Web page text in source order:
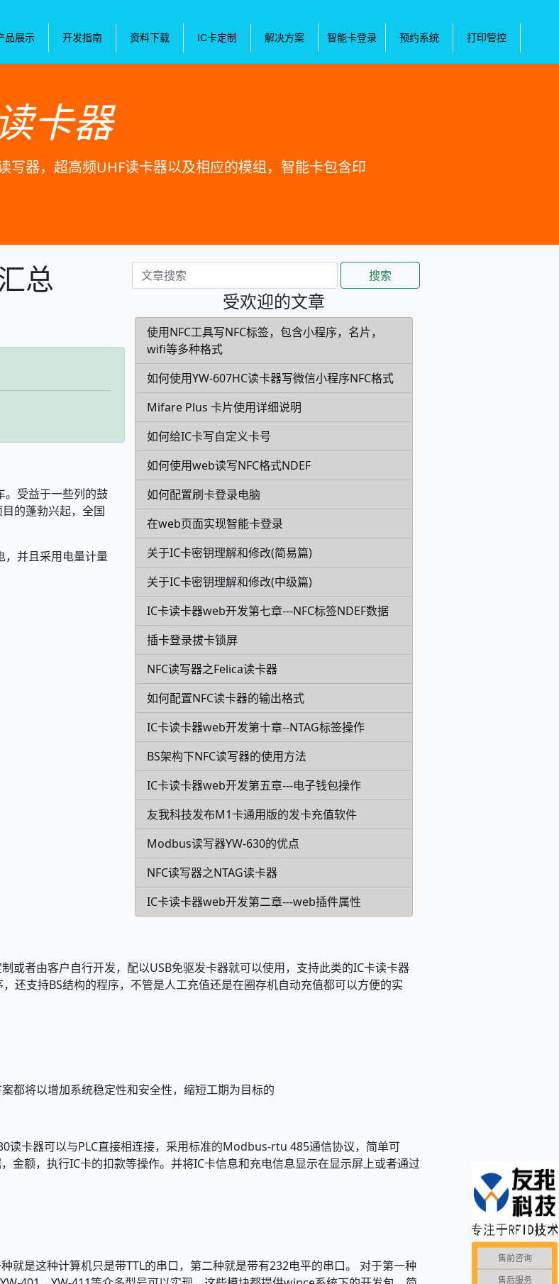
品展示 开发指南 资料下载 IC卡定制 解决方案 智能卡登录 预约系统 打印管控
卡器
写器，超高频UHF读卡器以及相应的模组，智能卡包含印
搜索
受欢迎的文章
使用NFC工具写NFC标签，包含小程序，名片，
wifi等多种格式
如何使用YW-607HC读卡器写微信小程序NFC格式
Mifare Plus 卡片使用详细说明
如何给IC卡写自定义卡号
如何使用web读写NFC格式NDEF
如何配置刷卡登录电脑
在web页面实现智能卡登录
关于IC卡密钥理解和修改(简易篇)
关于IC卡密钥理解和修改(中级篇)
IC卡读卡器web开发第七章---NFC标签NDEF数据
插卡登录拔卡锁屏
NFC读写器之Felica读卡器
如何配置NFC读卡器的输出格式
IC卡读卡器web开发第十章--NTAG标签操作
BS架构下NFC读写器的使用方法
IC卡读卡器web开发第五章---电子钱包操作
友我科技发布M1卡通用版的发卡充值软件
Modbus读写器YW-630的优点
NFC读写器之NTAG读卡器
IC卡读卡器web开发第二章---web插件属性
总
受益于一些列的鼓
的蓬勃兴起，全国
并且采用电量计量
或者由客户自行开发，配以USB免驱发卡器就可以使用，支持此类的IC卡读卡器
还支持BS结构的程序，不管是人工充值还是在圈存机自动充值都可以方便的实
都将以增加系统稳定性和安全性，缩短工期为目标的
读卡器可以与PLC直接相连接，采用标准的Modbus-rtu 485通信协议，简单可
金额，执行IC卡的扣款等操作。并将IC卡信息和充电信息显示在显示屏上或者通过
是这种计算机只是带TTL的串口，第二种就是带有232电平的串口。 对于第一种
售前咨询
售后服务